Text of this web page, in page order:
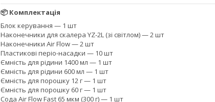
📦 Комплектація
Блок керування — 1 шт
Наконечники для скалера YZ-2L (зі світлом) — 2 шт
Наконечники Air Flow — 2 шт
Пластикові періо-насадки — 10 шт
Ємність для рідини 1400 мл — 1 шт
Ємність для рідини 600 мл — 1 шт
Ємність для порошку 12 г — 1 шт
Ємність для порошку 60 г — 1 шт
Сода Air Flow Fast 65 мкм (300 г) — 1 шт